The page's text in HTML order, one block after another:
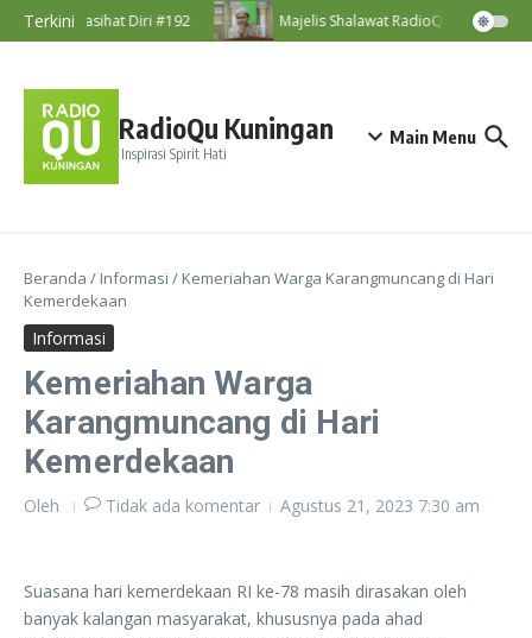
Lewati ke konten
TerkiniNasihat Diri #192 Majelis Shalawat RadioQu Bersama
RadioQu Kuningan
Inspirasi Spirit Hati
Main Menu
Beranda / Informasi / Kemeriahan Warga Karangmuncang di Hari
Kemerdekaan
Informasi
Kemeriahan Warga
Karangmuncang di Hari
Kemerdekaan
Oleh Tidak ada komentar Agustus 21, 2023 7:30 am
Suasana hari kemerdekaan RI ke-78 masih dirasakan oleh
banyak kalangan masyarakat, khususnya pada ahad